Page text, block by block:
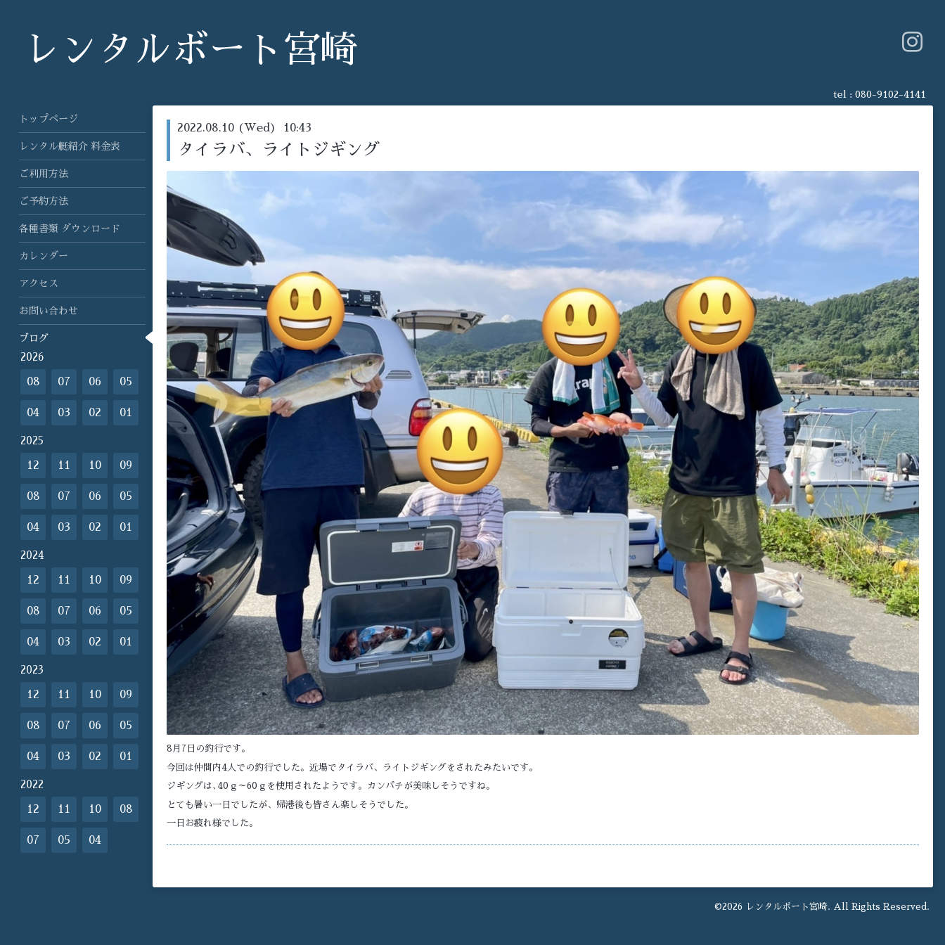
レンタルボート宮崎
tel : 080-9102-4141
2022.08.10 (Wed) 10:43
タイラバ、ライトジギング
8月7日の釣行です。
今回は仲間内4人での釣行でした。近場でタイラバ、ライトジギングをされたみたいです。
ジギングは､40ｇ～60ｇを使用されたようです。カンパチが美味しそうですね。
とても暑い一日でしたが、帰港後も皆さん楽しそうでした。
一日お疲れ様でした。
©2026 レンタルボート宮崎. All Rights Reserved.
トップページ
レンタル艇紹介 料金表
ご利用方法
ご予約方法
各種書類 ダウンロード
カレンダー
アクセス
お問い合わせ
ブログ
2026
08 07 06 05
04 03 02 01
2025
12 11 10 09
08 07 06 05
04 03 02 01
2024
12 11 10 09
08 07 06 05
04 03 02 01
2023
12 11 10 09
08 07 06 05
04 03 02 01
2022
12 11 10 08
07 05 04